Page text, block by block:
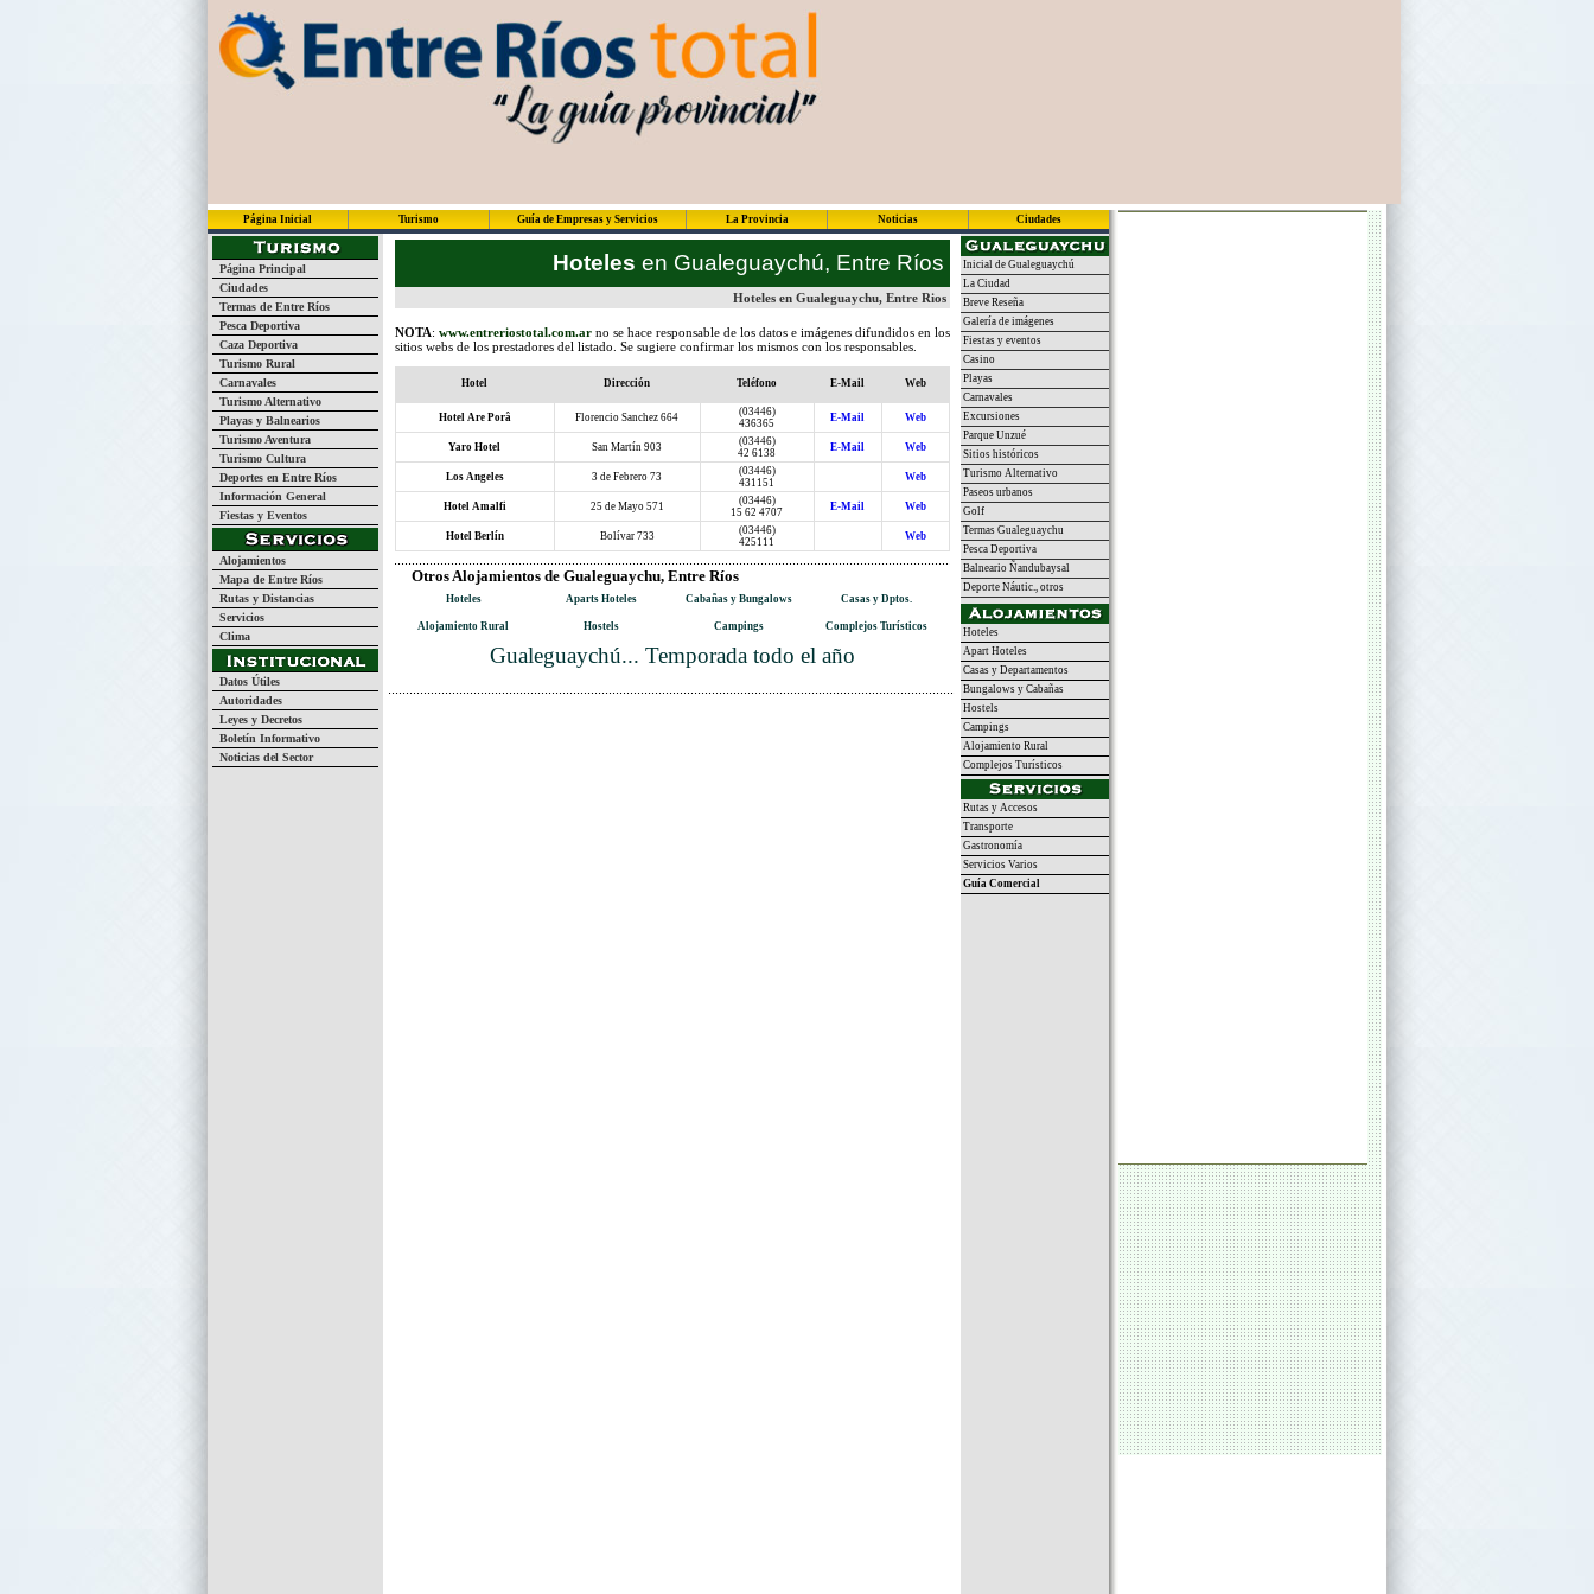
Página Inicial Turismo Guía de Empresas y Servicios La Provincia Noticias Ciudades
Página Principal
Ciudades
Termas de Entre Ríos
Pesca Deportiva
Caza Deportiva
Turismo Rural
Carnavales
Turismo Alternativo
Playas y Balnearios
Turismo Aventura
Turismo Cultura
Deportes en Entre Ríos
Información General
Fiestas y Eventos
Alojamientos
Mapa de Entre Ríos
Rutas y Distancias
Servicios
Clima
Datos Útiles
Autoridades
Leyes y Decretos
Boletín Informativo
Noticias del Sector
Hoteles en Gualeguaychú, Entre Ríos
Hoteles en Gualeguaychu, Entre Rios
NOTA: www.entreriostotal.com.arno se hace responsable de los datos e imágenes difundidos en los
sitios webs de los prestadores del listado. Se sugiere confirmar los mismos con los responsables.
Hotel Dirección Teléfono E-Mail Web
Hotel Are Porâ Florencio Sanchez 664
(03446)
436365
E-Mail Web
Yaro Hotel San Martín 903
(03446)
42 6138
E-Mail Web
Los Angeles 3 de Febrero 73
(03446)
431151
Web
Hotel Amalfi 25 de Mayo 571
(03446)
15 62 4707
E-Mail Web
Hotel Berlín Bolívar 733
(03446)
425111
Web
Otros Alojamientos de Gualeguaychu, Entre Ríos
Hoteles Aparts Hoteles Cabañas y Bungalows Casas y Dptos.
Alojamiento Rural Hostels Campings Complejos Turísticos
Gualeguaychú... Temporada todo el año
Inicial de Gualeguaychú
La Ciudad
Breve Reseña
Galería de imágenes
Fiestas y eventos
Casino
Playas
Carnavales
Excursiones
Parque Unzué
Sitios históricos
Turismo Alternativo
Paseos urbanos
Golf
Termas Gualeguaychu
Pesca Deportiva
Balneario Ñandubaysal
Deporte Náutic., otros
Hoteles
Apart Hoteles
Casas y Departamentos
Bungalows y Cabañas
Hostels
Campings
Alojamiento Rural
Complejos Turísticos
Rutas y Accesos
Transporte
Gastronomía
Servicios Varios
Guía Comercial